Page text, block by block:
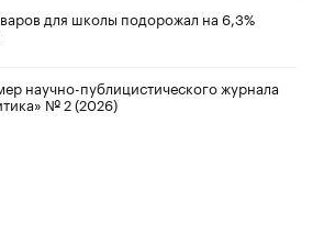
для школы подорожал на 6,3%
научно-публицистического журнала
№ 2 (2026)